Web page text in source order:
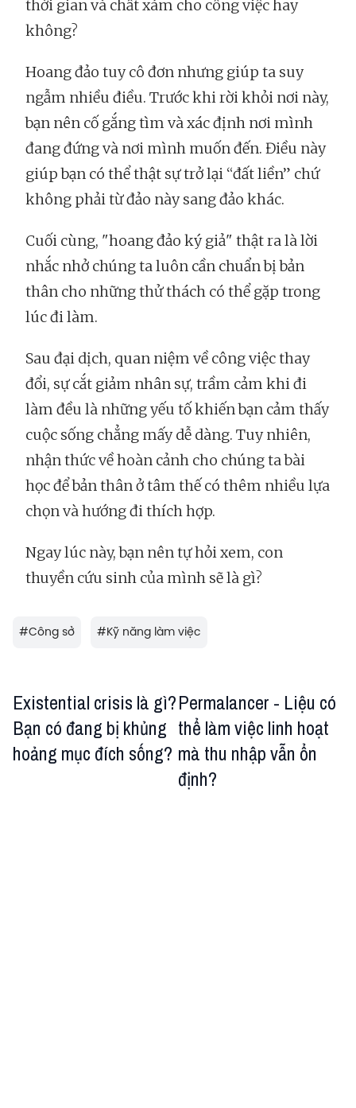
thời gian và chất xám cho công việc hay
không?
Hoang đảo tuy cô đơn nhưng giúp ta suy
ngẫm nhiều điều. Trước khi rời khỏi nơi này,
bạn nên cố gắng tìm và xác định nơi mình
đang đứng và nơi mình muốn đến. Điều này
giúp bạn có thể thật sự trở lại “đất liền” chứ
không phải từ đảo này sang đảo khác.
Cuối cùng, "hoang đảo ký giả" thật ra là lời
nhắc nhở chúng ta luôn cần chuẩn bị bản
thân cho những thử thách có thể gặp trong
lúc đi làm.
Sau đại dịch, quan niệm về công việc thay
đổi, sự cắt giảm nhân sự, trầm cảm khi đi
làm đều là những yếu tố khiến bạn cảm thấy
cuộc sống chẳng mấy dễ dàng. Tuy nhiên,
nhận thức về hoàn cảnh cho chúng ta bài
học để bản thân ở tâm thế có thêm nhiều lựa
chọn và hướng đi thích hợp.
Ngay lúc này, bạn nên tự hỏi xem, con
thuyền cứu sinh của mình sẽ là gì?
#Công sở #Kỹ năng làm việc
Existential crisis là gì?
Bạn có đang bị khủng
hoảng mục đích sống?
Permalancer - Liệu có
thể làm việc linh hoạt
mà thu nhập vẫn ổn
định?